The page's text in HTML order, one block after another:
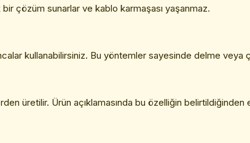
bir çözüm sunarlar ve kablo karmaşası yaşanmaz.
kullanabilirsiniz. Bu yöntemler sayesinde delme veya
üretilir. Ürün açıklamasında bu özelliğin belirtildiğinden